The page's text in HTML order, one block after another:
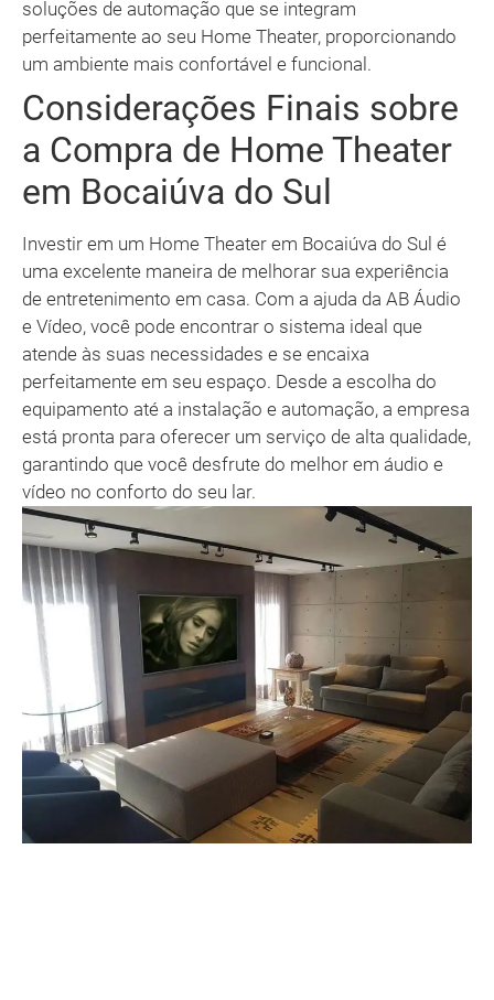
soluções de automação que se integram
perfeitamente ao seu Home Theater, proporcionando
um ambiente mais confortável e funcional.
Considerações Finais sobre
a Compra de Home Theater
em Bocaiúva do Sul
Investir em um Home Theater em Bocaiúva do Sul é
uma excelente maneira de melhorar sua experiência
de entretenimento em casa. Com a ajuda da AB Áudio
e Vídeo, você pode encontrar o sistema ideal que
atende às suas necessidades e se encaixa
perfeitamente em seu espaço. Desde a escolha do
equipamento até a instalação e automação, a empresa
está pronta para oferecer um serviço de alta qualidade,
garantindo que você desfrute do melhor em áudio e
vídeo no conforto do seu lar.